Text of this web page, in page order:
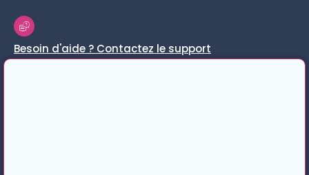
Besoin d'aide ? Contactez le support